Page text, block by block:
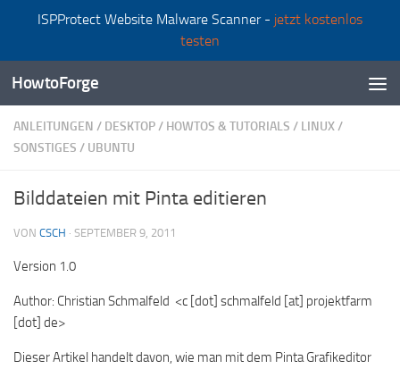
ISPProtect Website Malware Scanner - jetzt kostenlos
testen
Zum Inhalt springen
HowtoForge
ANLEITUNGEN / DESKTOP/ HOWTOS & TUTORIALS / LINUX/
SONSTIGES / UBUNTU
Bilddateien mit Pinta editieren
VON CSCH · SEPTEMBER 9, 2011
Version 1.0
Author: Christian Schmalfeld <c [dot] schmalfeld [at] projektfarm
[dot] de>
Dieser Artikel handelt davon, wie man mit dem Pinta Grafikeditor